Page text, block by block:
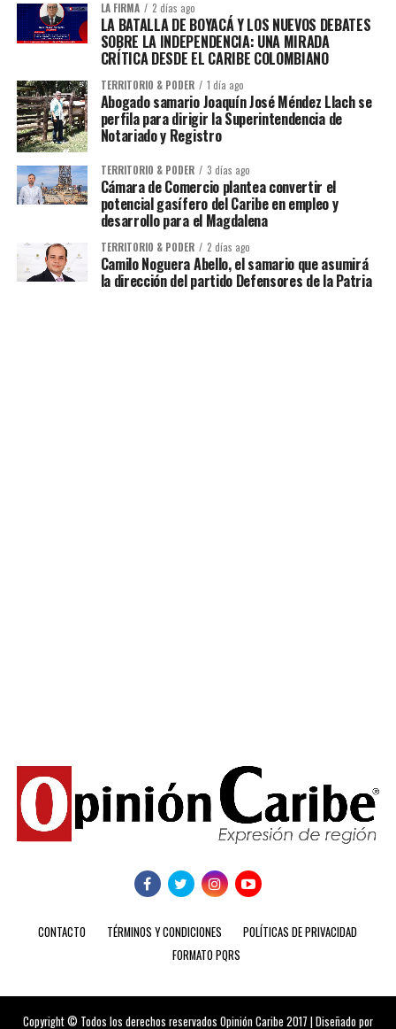
LA FIRMA 2 días ago
LA BATALLA DE BOYACÁ Y LOS NUEVOS DEBATES
SOBRE LA INDEPENDENCIA: UNA MIRADA
CRÍTICA DESDE EL CARIBE COLOMBIANO
TERRITORIO & PODER 1 día ago
Abogado samario Joaquín José Méndez Llach se
perfila para dirigir la Superintendencia de
Notariado y Registro
TERRITORIO & PODER 3 días ago
Cámara de Comercio plantea convertir el
potencial gasífero del Caribe en empleo y
desarrollo para el Magdalena
TERRITORIO & PODER 2 días ago
Camilo Noguera Abello, el samario que asumirá
la dirección del partido Defensores de la Patria
CONTACTO TÉRMINOS Y CONDICIONES
POLÍTICAS DE PRIVACIDAD
FORMATO PQRS
Copyright © Todos los derechos reservados Opinión Caribe 2017 | Diseñado por